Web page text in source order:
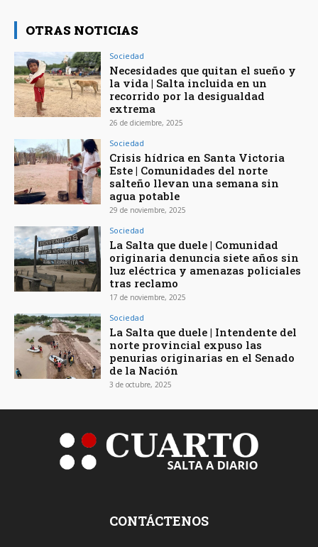
OTRAS NOTICIAS
Sociedad
Necesidades que quitan el sueño y
la vida | Salta incluida en un
recorrido por la desigualdad
extrema
26 de diciembre, 2025
Sociedad
Crisis hídrica en Santa Victoria
Este | Comunidades del norte
salteño llevan una semana sin
agua potable
29 de noviembre, 2025
Sociedad
La Salta que duele | Comunidad
originaria denuncia siete años sin
luz eléctrica y amenazas policiales
tras reclamo
17 de noviembre, 2025
Sociedad
La Salta que duele | Intendente del
norte provincial expuso las
penurias originarias en el Senado
de la Nación
3 de octubre, 2025
CONTÁCTENOS